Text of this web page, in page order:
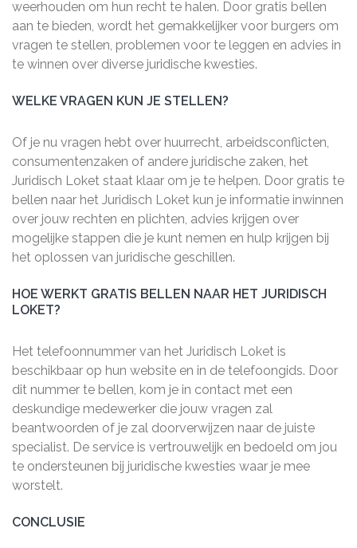
weerhouden om hun recht te halen. Door gratis bellen
aan te bieden, wordt het gemakkelijker voor burgers om
vragen te stellen, problemen voor te leggen en advies in
te winnen over diverse juridische kwesties.
WELKE VRAGEN KUN JE STELLEN?
Of je nu vragen hebt over huurrecht, arbeidsconflicten,
consumentenzaken of andere juridische zaken, het
Juridisch Loket staat klaar om je te helpen. Door gratis te
bellen naar het Juridisch Loket kun je informatie inwinnen
over jouw rechten en plichten, advies krijgen over
mogelijke stappen die je kunt nemen en hulp krijgen bij
het oplossen van juridische geschillen.
HOE WERKT GRATIS BELLEN NAAR HET JURIDISCH
LOKET?
Het telefoonnummer van het Juridisch Loket is
beschikbaar op hun website en in de telefoongids. Door
dit nummer te bellen, kom je in contact met een
deskundige medewerker die jouw vragen zal
beantwoorden of je zal doorverwijzen naar de juiste
specialist. De service is vertrouwelijk en bedoeld om jou
te ondersteunen bij juridische kwesties waar je mee
worstelt.
CONCLUSIE